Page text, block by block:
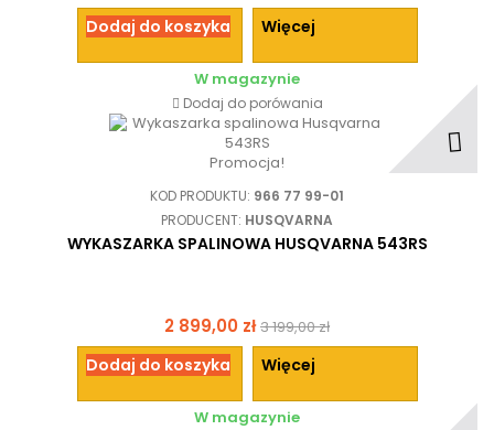
Dodaj do koszyka Więcej
W magazynie
Dodaj do porówania
Promocja!
KOD PRODUKTU: 966 77 99-01
PRODUCENT: HUSQVARNA
WYKASZARKA SPALINOWA HUSQVARNA 543RS
2 899,00 zł3 199,00 zł
Dodaj do koszyka Więcej
W magazynie